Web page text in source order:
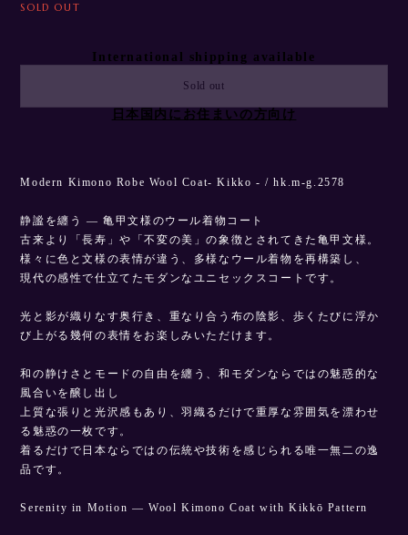
SOLD OUT
International shipping available
Sold out
日本国内にお住まいの方向け
Modern Kimono Robe Wool Coat- Kikko - / hk.m-g.2578
静謐を纏う ― 亀甲文様のウール着物コート
古来より「長寿」や「不変の美」の象徴とされてきた亀甲文様。
様々に色と文様の表情が違う、多様なウール着物を再構築し、
現代の感性で仕立てたモダンなユニセックスコートです。
光と影が織りなす奥行き、重なり合う布の陰影、歩くたびに浮か
び上がる幾何の表情をお楽しみいただけます。
和の静けさとモードの自由を纏う、和モダンならではの魅惑的な
風合いを醸し出し
上質な張りと光沢感もあり、羽織るだけで重厚な雰囲気を漂わせ
る魅惑の一枚です。
着るだけで日本ならではの伝統や技術を感じられる唯一無二の逸
品です。
Serenity in Motion — Wool Kimono Coat with Kikkō Pattern